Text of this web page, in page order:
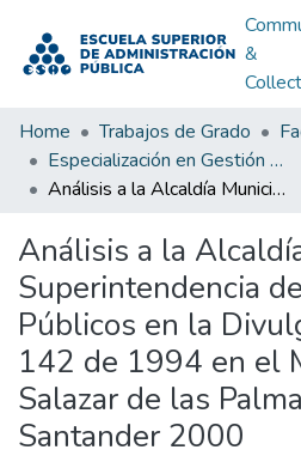
&
Home Trabajos de Grado
Especialización en Gestión Pública
Análisis a la Alcaldía Municipal de y Superintendencia de Servicios Públicos en la Divulgación de la Ley 142 de 1994 en el Municipio de Salazar de las Palmas Norte de Santander 2000
Análisis a la
Superintendencia
Públicos en la
142 de 1994 en el
Salazar de las
Santander 2000